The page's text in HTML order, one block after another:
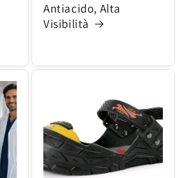
Antiacido, Alta
Visibilità